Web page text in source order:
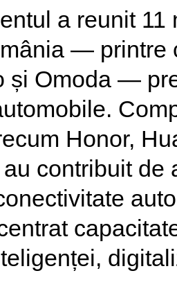
a reunit 11
— printre
și Omoda —
Honor,
contribuit